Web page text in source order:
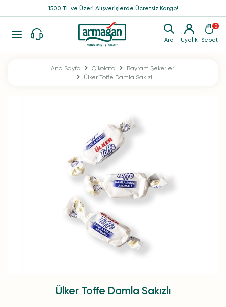
Ara Üyelik
0
Sepet
1500 TL ve Üzeri Alışverişlerde Ücretsiz Kargo!
Ana Sayfa Çikolata
Bayram Şekerleri
Ülker Toffe Damla Sakızlı
Ülker Toffe Damla Sakızlı